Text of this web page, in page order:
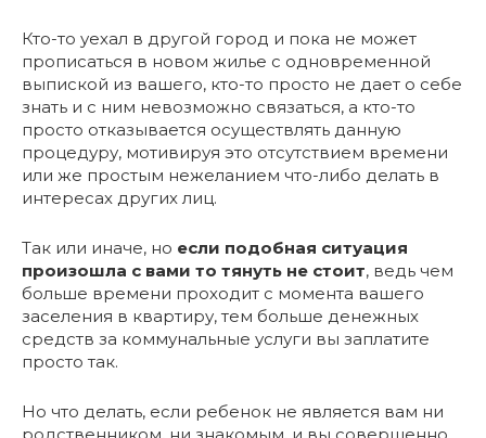
Кто-то уехал в другой город и пока не может
прописаться в новом жилье с одновременной
выпиской из вашего, кто-то просто не дает о себе
знать и с ним невозможно связаться, а кто-то
просто отказывается осуществлять данную
процедуру, мотивируя это отсутствием времени
или же простым нежеланием что-либо делать в
интересах других лиц.
Так или иначе, но если подобная ситуация
произошла с вами то тянуть не стоит, ведь чем
больше времени проходит с момента вашего
заселения в квартиру, тем больше денежных
средств за коммунальные услуги вы заплатите
просто так.
Но что делать, если ребенок не является вам ни